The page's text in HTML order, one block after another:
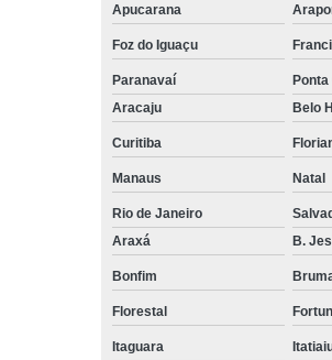
Apucarana
Foz do Iguaçu
Paranavaí Ponta
Aracaju
Belo
Curitiba
Manaus Natal
Rio de Janeiro
Araxá
B.
Bonfim
Florestal
Itaguara